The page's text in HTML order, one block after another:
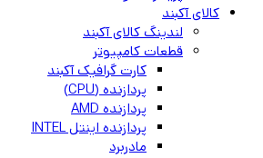
کالای آکبند
لندینگ کالای آکبند
قطعات کامپیوتر
کارت گرافیک آکبند
پردازنده (CPU)
پردازنده AMD
پردازنده اینتل INTEL
مادربرد